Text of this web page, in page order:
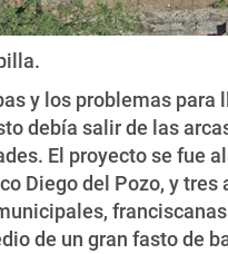
y los problemas
debía salir de las
El proyecto se fue
Diego del Pozo, y
de un gran fasto de